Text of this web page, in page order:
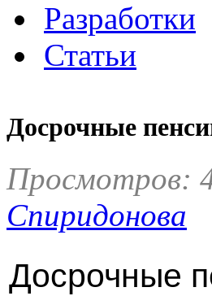
Разработки
Статьи
Досрочные
Просмотров:
Спиридонова
Досрочные